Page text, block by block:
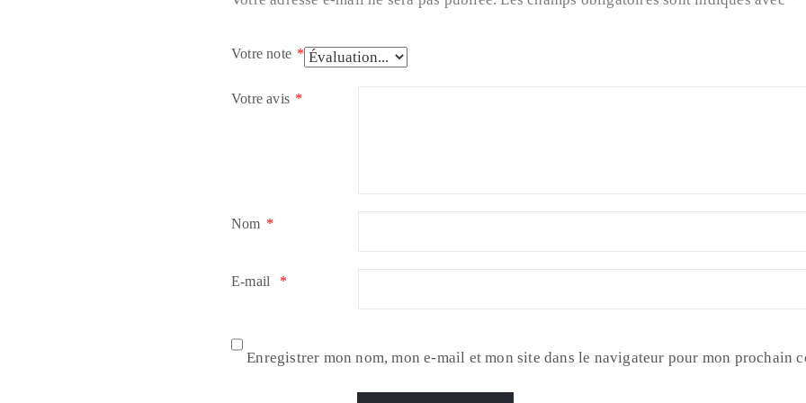
Votre note *
Votre avis *
Nom *
E-mail *
Enregistrer mon nom, mon e-mail et mon site dans le navigateur pour mon prochain